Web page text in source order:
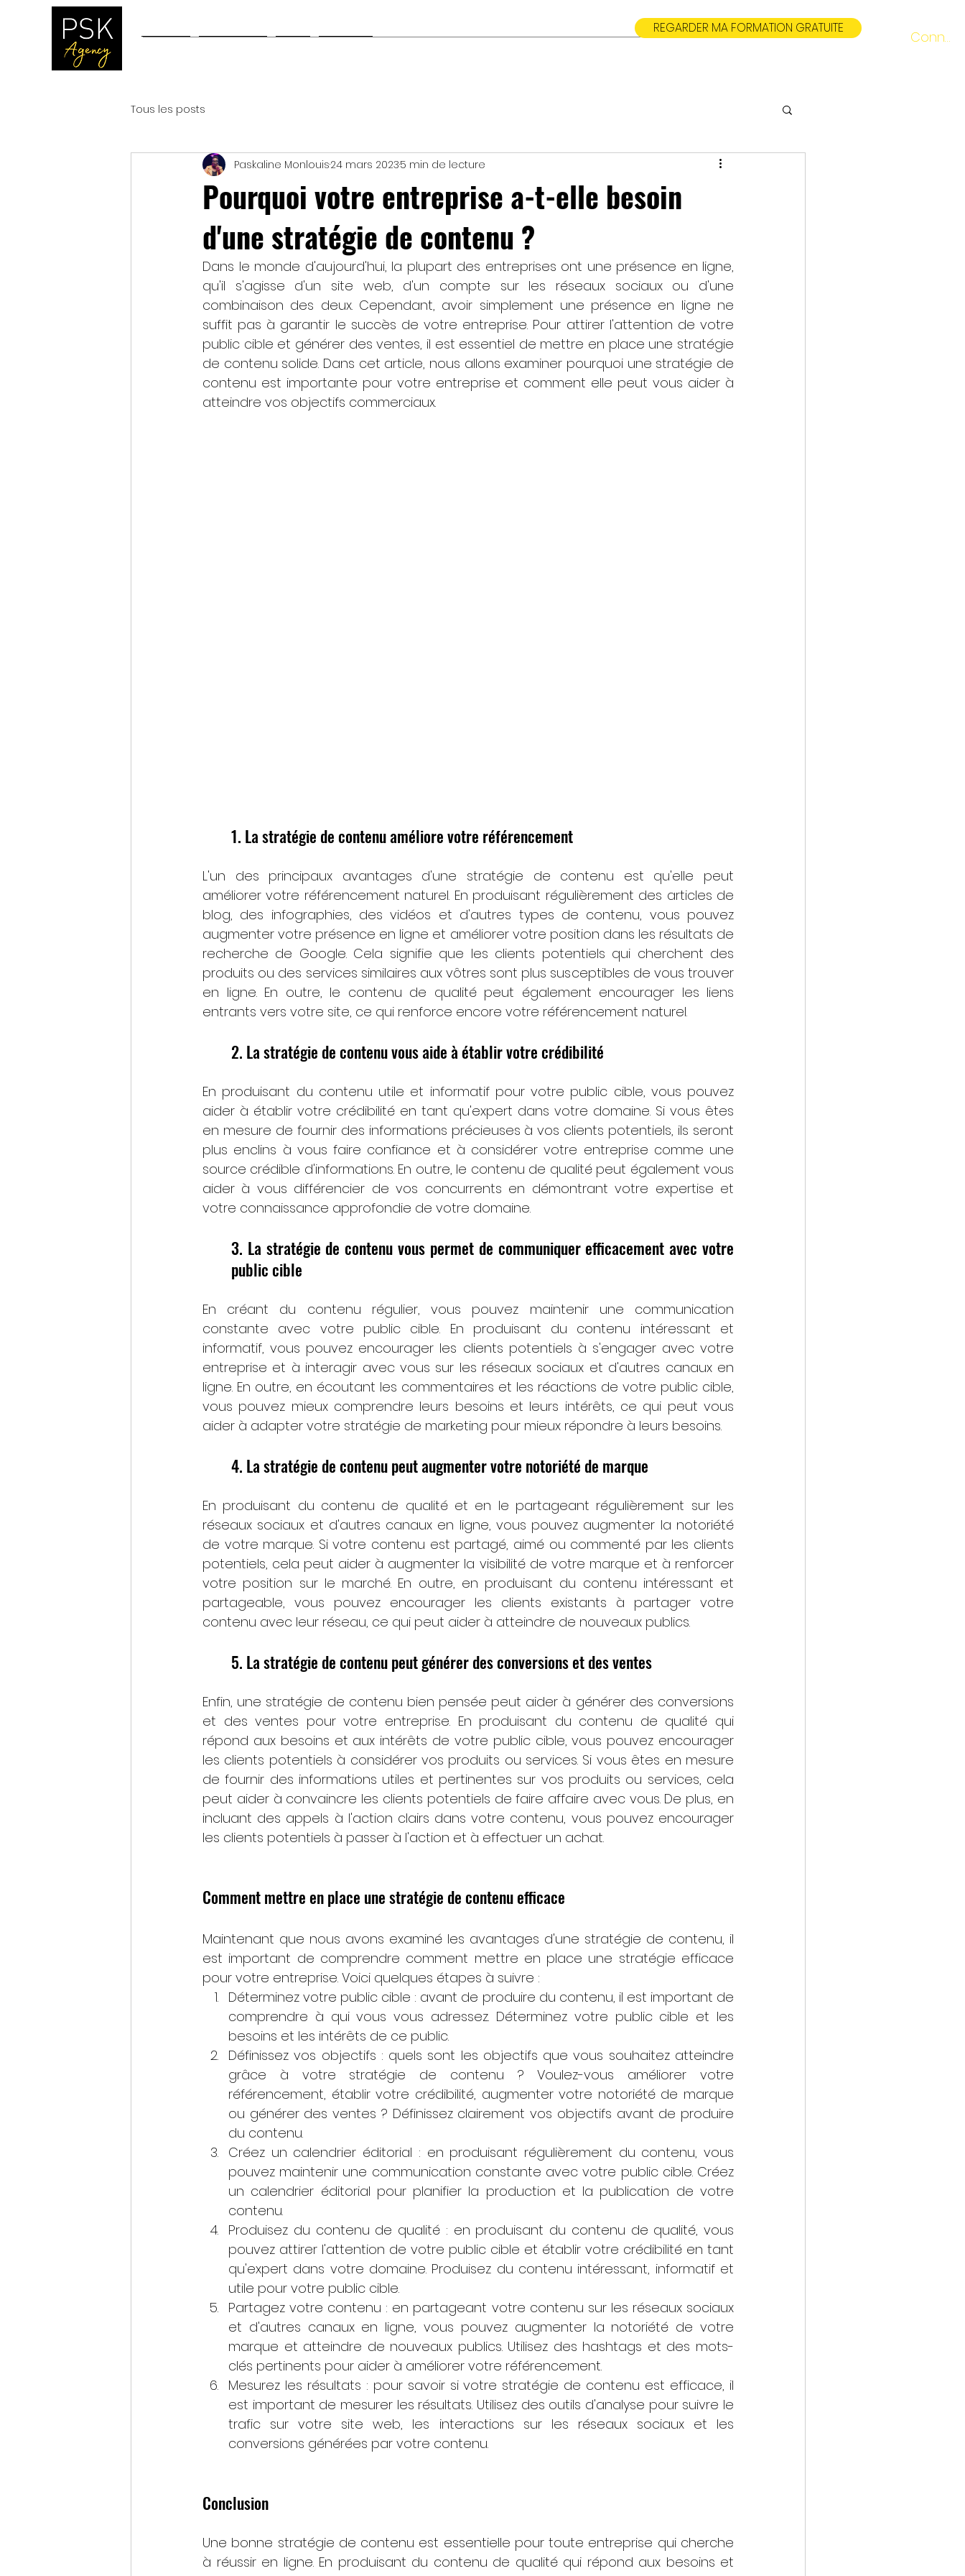
REGARDER MA FORMATION GRATUITE
Tous les posts
Pourquoi votre entreprise a-t-elle besoin
d'une stratégie de contenu ?
Paskaline Monlouis24 mars 20235 min de lecture
Dans le monde d'aujourd'hui, la plupart des entreprises ont une présence en ligne,
qu'il s'agisse d'un site web, d'un compte sur les réseaux sociaux ou d'une
combinaison des deux. Cependant, avoir simplement une présence en ligne ne
suffit pas à garantir le succès de votre entreprise. Pour attirer l'attention de votre
public cible et générer des ventes, il est essentiel de mettre en place une stratégie
de contenu solide. Dans cet article, nous allons examiner pourquoi une stratégie de
contenu est importante pour votre entreprise et comment elle peut vous aider à
atteindre vos objectifs commerciaux.
1. La stratégie de contenu améliore votre référencement
L'un des principaux avantages d'une stratégie de contenu est qu'elle peut
améliorer votre référencement naturel. En produisant régulièrement des articles de
blog, des infographies, des vidéos et d'autres types de contenu, vous pouvez
augmenter votre présence en ligne et améliorer votre position dans les résultats de
recherche de Google. Cela signifie que les clients potentiels qui cherchent des
produits ou des services similaires aux vôtres sont plus susceptibles de vous trouver
en ligne. En outre, le contenu de qualité peut également encourager les liens
entrants vers votre site, ce qui renforce encore votre référencement naturel.
2. La stratégie de contenu vous aide à établir votre crédibilité
En produisant du contenu utile et informatif pour votre public cible, vous pouvez
aider à établir votre crédibilité en tant qu'expert dans votre domaine. Si vous êtes
en mesure de fournir des informations précieuses à vos clients potentiels, ils seront
plus enclins à vous faire confiance et à considérer votre entreprise comme une
source crédible d'informations. En outre, le contenu de qualité peut également vous
aider à vous différencier de vos concurrents en démontrant votre expertise et
votre connaissance approfondie de votre domaine.
3. La stratégie de contenu vous permet de communiquer efficacement avec votre
public cible
En créant du contenu régulier, vous pouvez maintenir une communication
constante avec votre public cible. En produisant du contenu intéressant et
informatif, vous pouvez encourager les clients potentiels à s'engager avec votre
entreprise et à interagir avec vous sur les réseaux sociaux et d'autres canaux en
ligne. En outre, en écoutant les commentaires et les réactions de votre public cible,
vous pouvez mieux comprendre leurs besoins et leurs intérêts, ce qui peut vous
aider à adapter votre stratégie de marketing pour mieux répondre à leurs besoins.
4. La stratégie de contenu peut augmenter votre notoriété de marque
En produisant du contenu de qualité et en le partageant régulièrement sur les
réseaux sociaux et d'autres canaux en ligne, vous pouvez augmenter la notoriété
de votre marque. Si votre contenu est partagé, aimé ou commenté par les clients
potentiels, cela peut aider à augmenter la visibilité de votre marque et à renforcer
votre position sur le marché. En outre, en produisant du contenu intéressant et
partageable, vous pouvez encourager les clients existants à partager votre
contenu avec leur réseau, ce qui peut aider à atteindre de nouveaux publics.
5. La stratégie de contenu peut générer des conversions et des ventes
Enfin, une stratégie de contenu bien pensée peut aider à générer des conversions
et des ventes pour votre entreprise. En produisant du contenu de qualité qui
répond aux besoins et aux intérêts de votre public cible, vous pouvez encourager
les clients potentiels à considérer vos produits ou services. Si vous êtes en mesure
de fournir des informations utiles et pertinentes sur vos produits ou services, cela
peut aider à convaincre les clients potentiels de faire affaire avec vous. De plus, en
incluant des appels à l'action clairs dans votre contenu, vous pouvez encourager
les clients potentiels à passer à l'action et à effectuer un achat.
Comment mettre en place une stratégie de contenu efficace
Maintenant que nous avons examiné les avantages d'une stratégie de contenu, il
est important de comprendre comment mettre en place une stratégie efficace
pour votre entreprise. Voici quelques étapes à suivre :
Déterminez votre public cible : avant de produire du contenu, il est important de
comprendre à qui vous vous adressez. Déterminez votre public cible et les
besoins et les intérêts de ce public.
Définissez vos objectifs : quels sont les objectifs que vous souhaitez atteindre
grâce à votre stratégie de contenu ? Voulez-vous améliorer votre
référencement, établir votre crédibilité, augmenter votre notoriété de marque
ou générer des ventes ? Définissez clairement vos objectifs avant de produire
du contenu.
Créez un calendrier éditorial : en produisant régulièrement du contenu, vous
pouvez maintenir une communication constante avec votre public cible. Créez
un calendrier éditorial pour planifier la production et la publication de votre
contenu.
Produisez du contenu de qualité : en produisant du contenu de qualité, vous
pouvez attirer l'attention de votre public cible et établir votre crédibilité en tant
qu'expert dans votre domaine. Produisez du contenu intéressant, informatif et
utile pour votre public cible.
Partagez votre contenu : en partageant votre contenu sur les réseaux sociaux
et d'autres canaux en ligne, vous pouvez augmenter la notoriété de votre
marque et atteindre de nouveaux publics. Utilisez des hashtags et des mots-
clés pertinents pour aider à améliorer votre référencement.
Mesurez les résultats : pour savoir si votre stratégie de contenu est efficace, il
est important de mesurer les résultats. Utilisez des outils d'analyse pour suivre le
trafic sur votre site web, les interactions sur les réseaux sociaux et les
conversions générées par votre contenu.
Conclusion
Une bonne stratégie de contenu est essentielle pour toute entreprise qui cherche
à réussir en ligne. En produisant du contenu de qualité qui répond aux besoins et